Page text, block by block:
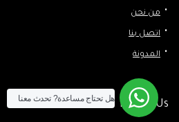
من نحن
اتصل بنا
المدونة
Follow Us
هل تحتاج مساعدة? تحدث معنا